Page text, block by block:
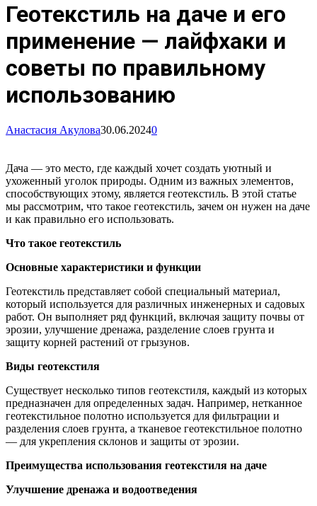
Геотекстиль на даче и его
применение — лайфхаки и
советы по правильному
использованию
Анастасия Акулова30.06.20240
Дача — это место, где каждый хочет создать уютный и
ухоженный уголок природы. Одним из важных элементов,
способствующих этому, является геотекстиль. В этой статье
мы рассмотрим, что такое геотекстиль, зачем он нужен на даче
и как правильно его использовать.
Что такое геотекстиль
Основные характеристики и функции
Геотекстиль представляет собой специальный материал,
который используется для различных инженерных и садовых
работ. Он выполняет ряд функций, включая защиту почвы от
эрозии, улучшение дренажа, разделение слоев грунта и
защиту корней растений от грызунов.
Виды геотекстиля
Существует несколько типов геотекстиля, каждый из которых
предназначен для определенных задач. Например, нетканное
геотекстильное полотно используется для фильтрации и
разделения слоев грунта, а тканевое геотекстильное полотно
— для укрепления склонов и защиты от эрозии.
Преимущества использования геотекстиля на даче
Улучшение дренажа и водоотведения